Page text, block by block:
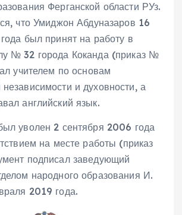
Ферганской области РУз.
что Умиджон Абдуназаров 16
был принят на работу в
№ 32 города Коканда (приказ №
учителем по основам
и духовности, а
английский язык.
уволен 2 сентября 2006 года
на месте работы (приказ
подписал заведующий
народного образования И.
2019 года.